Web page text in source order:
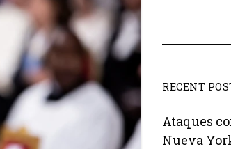
RECENT
Ataques
Nueva